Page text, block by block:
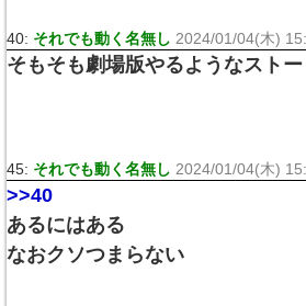
40: それでも動く名無し 2024/01/04(木)
そもそも劇場版やるようなスト
45: それでも動く名無し 2024/01/04(木)
>>40
あるにはある
なおクソつまらない